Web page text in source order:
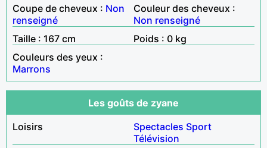
Coupe de cheveux : Non
renseigné
Couleur des cheveux :
Non renseigné
Taille : 167 cm
Poids : 0 kg
Couleurs des yeux :
Marrons
Les goûts de zyane
Loisirs
Spectacles Sport
Télévision